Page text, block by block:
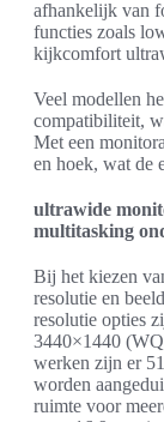
afhankelijk van
functies zoals
kijkcomfort
Veel modellen
compatibiliteit,
Met een
en hoek, wat de
ultrawide
multitasking
Bij het kiezen
resolutie en
resolutie opties
3440×1440
werken zijn er
worden
ruimte voor